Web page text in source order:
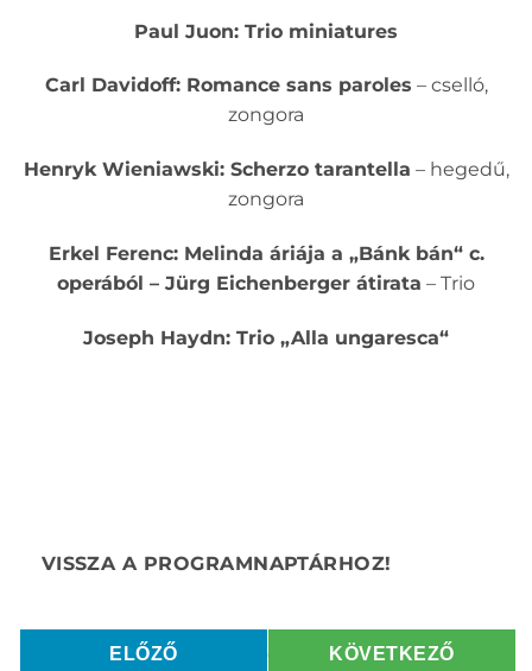
Paul Juon: Trio miniatures
Carl Davidoff: Romance sans paroles – cselló,
zongora
Henryk Wieniawski: Scherzo tarantella – hegedű,
zongora
Erkel Ferenc: Melinda áriája a „Bánk bán“ c.
operából – Jürg Eichenberger átirata – Trio
Joseph Haydn: Trio „Alla ungaresca“
ELŐZŐ KÖVETKEZŐ